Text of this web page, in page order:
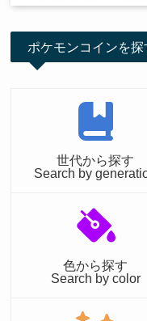
ポケモンコインを探
世代から探す
Search by
色から探す
Search by color